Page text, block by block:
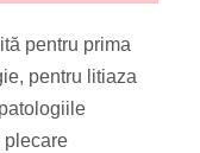
pentru prima
pentru litiaza
plecare